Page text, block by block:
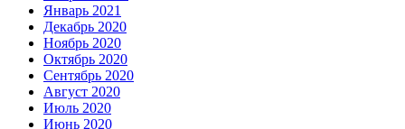
Январь 2021
Декабрь 2020
Ноябрь 2020
Октябрь 2020
Сентябрь 2020
Август 2020
Июль 2020
Июнь 2020